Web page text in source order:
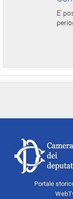
E'
Portale